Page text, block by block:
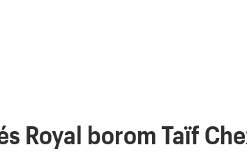
Royal borom Taïf